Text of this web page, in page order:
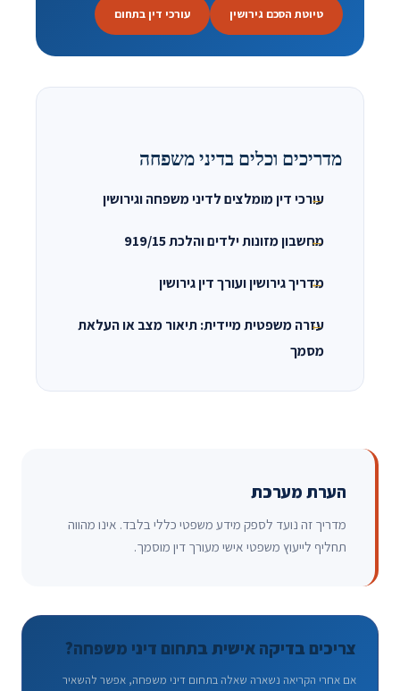
טיוטת הסכם גירושין עורכי דין בתחום
מדריכים וכלים בדיני משפחה
עורכי דין מומלצים לדיני משפחה וגירושין
מחשבון מזונות ילדים והלכת 919/15
מדריך גירושין ועורך דין גירושין
עזרה משפטית מיידית: תיאור מצב או העלאת
מסמך
הערת מערכת
מדריך זה נועד לספק מידע משפטי כללי בלבד. אינו מהווה
תחליף לייעוץ משפטי אישי מעורך דין מוסמך.
צריכים בדיקה אישית בתחום דיני משפחה?
אם אחרי הקריאה נשארה שאלה בתחום דיני משפחה, אפשר להשאיר